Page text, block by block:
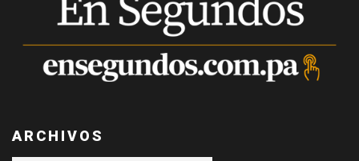
ARCHIVOS